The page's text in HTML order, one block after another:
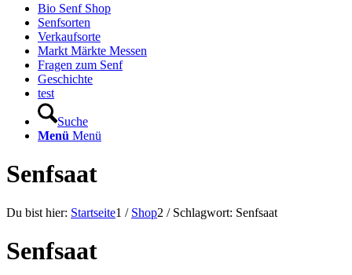
Hauptnavigation
Bio Senf Shop
Senfsorten
Verkaufsorte
Markt Märkte Messen
Fragen zum Senf
Geschichte
test
Suche
Menü Menü
Senfsaat
Du bist hier: Startseite1 / Shop2 / Schlagwort: Senfsaat
Senfsaat